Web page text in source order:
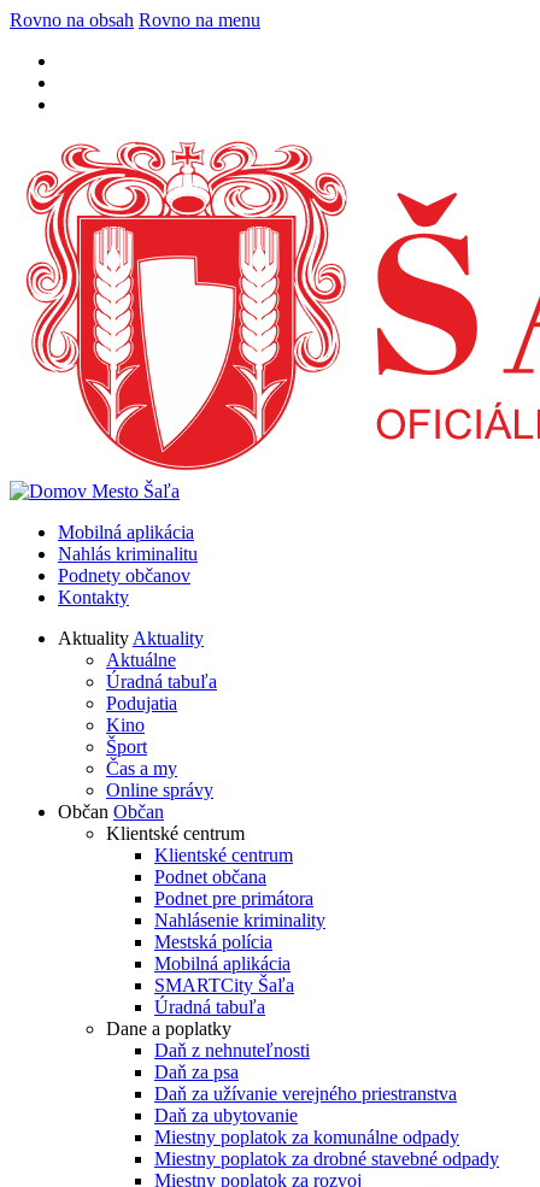
Rovno na obsah Rovno na menu
Mobilná aplikácia
Nahlás kriminalitu
Podnety občanov
Kontakty
AktualityAktuality
Aktuálne
Úradná tabuľa
Podujatia
Kino
Šport
Čas a my
Online správy
Občan Občan
Klientské centrum
Klientské centrum
Podnet občana
Podnet pre primátora
Nahlásenie kriminality
Mestská polícia
Mobilná aplikácia
SMARTCity Šaľa
Úradná tabuľa
Dane a poplatky
Daň z nehnuteľnosti
Daň za psa
Daň za užívanie verejného priestranstva
Daň za ubytovanie
Miestny poplatok za komunálne odpady
Miestny poplatok za drobné stavebné odpady
Miestny poplatok za rozvoj